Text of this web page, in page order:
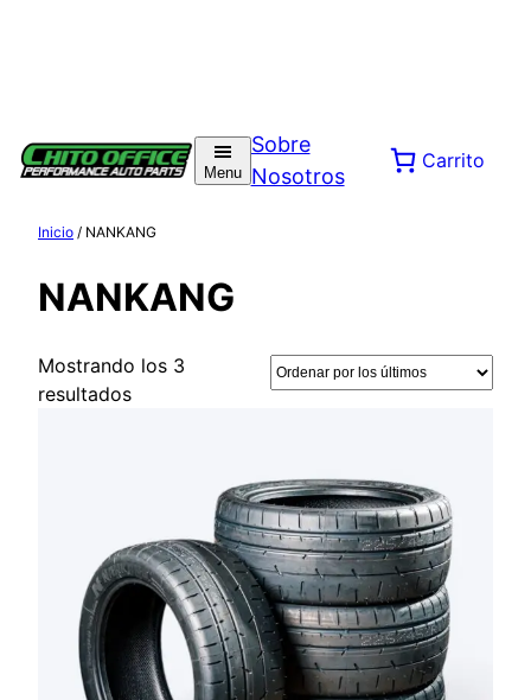
Menu
Sobre
Nosotros
Carrito
Inicio / NANKANG
NANKANG
Mostrando los 3
resultadosOrdenado